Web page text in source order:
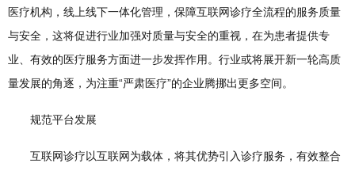
医疗机构，线上线下一体化管理，保障互联网诊疗全流程的服务质量
与安全，这将促进行业加强对质量与安全的重视，在为患者提供专
业、有效的医疗服务方面进一步发挥作用。行业或将展开新一轮高质
量发展的角逐，为注重“严肃医疗”的企业腾挪出更多空间。
规范平台发展
互联网诊疗以互联网为载体，将其优势引入诊疗服务，有效整合